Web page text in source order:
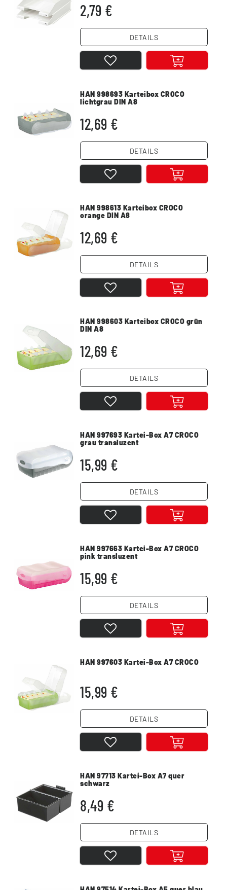
2,79 €
DETAILS
HAN 998693 Karteibox CROCO
lichtgrau DIN A8
12,69 €
DETAILS
HAN 998613 Karteibox CROCO
orange DIN A8
12,69 €
DETAILS
HAN 998603 Karteibox CROCO grün
DIN A8
12,69 €
DETAILS
HAN 997693 Kartei-Box A7 CROCO
grau transluzent
15,99 €
DETAILS
HAN 997663 Kartei-Box A7 CROCO
pink transluzent
15,99 €
DETAILS
HAN 997603 Kartei-Box A7 CROCO
15,99 €
DETAILS
HAN 97713 Kartei-Box A7 quer
schwarz
8,49 €
DETAILS